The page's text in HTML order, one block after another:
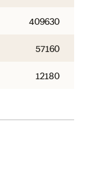
409630
57160
12180